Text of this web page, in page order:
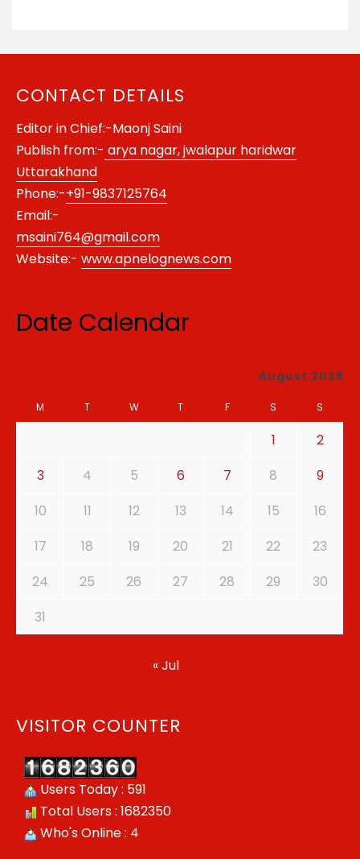
CONTACT DETAILS
Editor in Chief:-Maonj Saini
Publish from:- arya nagar, jwalapur haridwar
Uttarakhand
Phone:-+91-9837125764
Email:-
msaini764@gmail.com
Website:- www.apnelognews.com
Date Calendar
August 2026
M T W T F S S
1
2
3
4 5 6 7 8
9
10
11 12 13 14 15
16
17
18 19 20 21 22
23
24
25 26 27 28 29
30
31
« Jul
VISITOR COUNTER
Users Today : 591
Total Users : 1682350
Who's Online : 4